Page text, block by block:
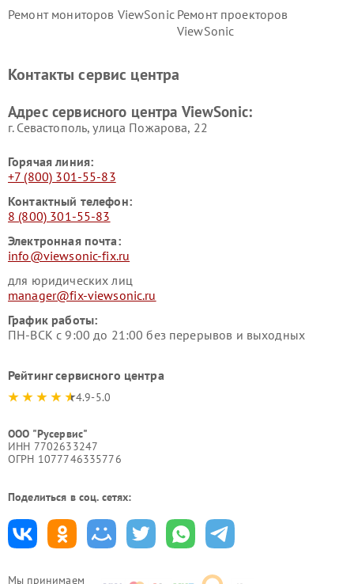
Мы принимаем
Ремонт мониторов ViewSonic Ремонт проекторов
ViewSonic
Контакты сервис центра
Адрес сервисного центра ViewSonic:
г. Севастополь, улица Пожарова, 22
Горячая линия:
+7 (800) 301-55-83
Контактный телефон:
8 (800) 301-55-83
Электронная почта:
info@viewsonic-fix.ru
для юридических лиц
manager@fix-viewsonic.ru
График работы:
ПН-ВСК с 9:00 до 21:00 без перерывов и выходных
Рейтинг сервисного центра
4.9-5.0
ООО "Русервис"
ИНН 7702633247
ОГРН 1077746335776
Поделиться в соц. сетях: